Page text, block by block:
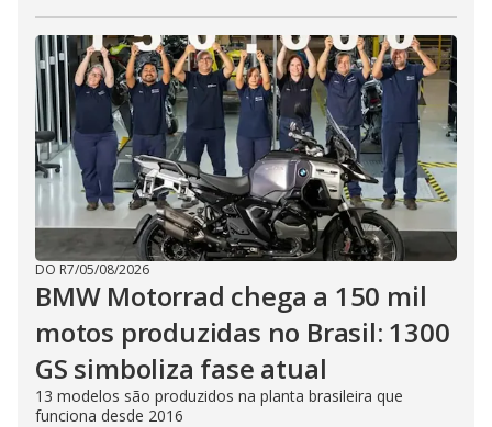
DO R7/05/08/2026
BMW Motorrad chega a 150 mil
motos produzidas no Brasil: 1300
GS simboliza fase atual
13 modelos são produzidos na planta brasileira que
funciona desde 2016